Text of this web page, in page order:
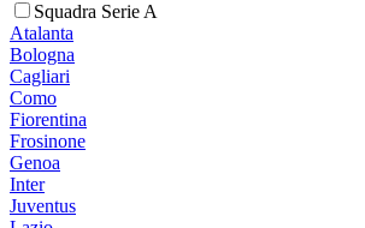
Squadra Serie A
Atalanta
Bologna
Cagliari
Como
Fiorentina
Frosinone
Genoa
Inter
Juventus